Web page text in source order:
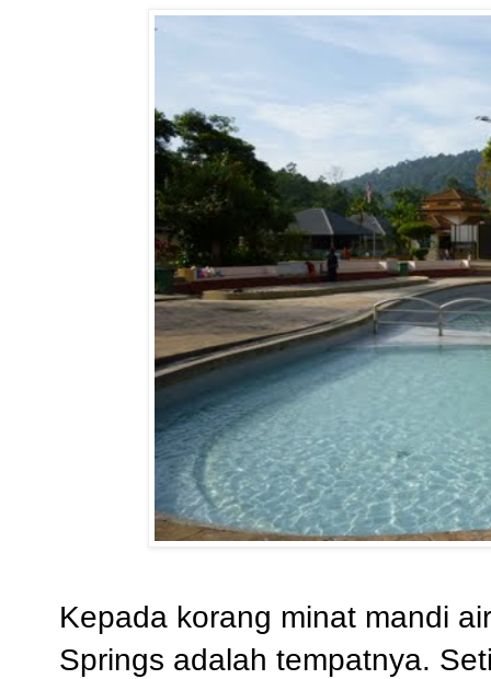
Kepada korang minat mandi
Springs adalah tempatnya.